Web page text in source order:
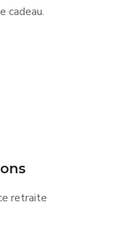
cadeau.
retraite